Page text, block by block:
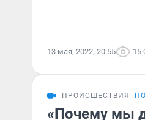
13 мая, 2022, 20:55 15
ПРОИСШЕСТВИЯ
«Почему мы